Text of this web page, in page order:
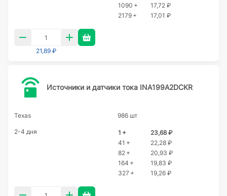
1090 +
17,72 ₽
2179 +
17,01 ₽
21,89 ₽
Источники и датчики тока INA199A2DCKR
Texas 986 шт
2-4 дня 1 +
23,68 ₽
41 +
22,28 ₽
82 +
20,93 ₽
164 +
19,83 ₽
327 +
19,26 ₽